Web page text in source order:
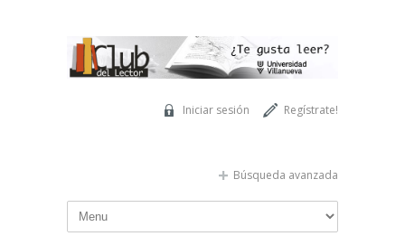
Regístrate!
Iniciar sesión
Búsqueda avanzada